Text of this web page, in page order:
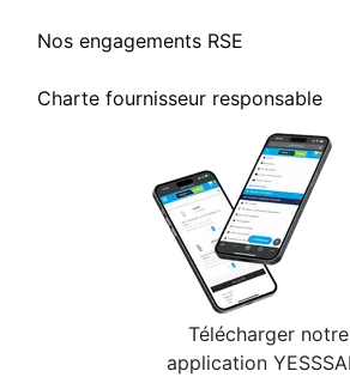
Nos engagements RSE
Charte fournisseur responsable
Télécharger notre
application